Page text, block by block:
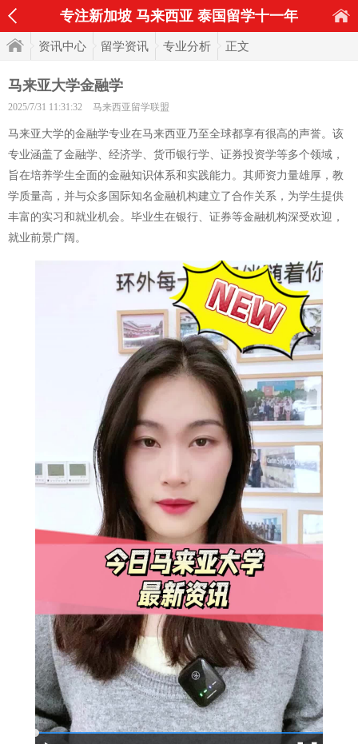
专注新加坡 马来西亚 泰国留学十一年
资讯中心 留学资讯 专业分析 正文
马来亚大学金融学
2025/7/31 11:31:32 马来西亚留学联盟
马来亚大学的金融学专业在马来西亚乃至全球都享有很高的声誉。该
专业涵盖了金融学、经济学、货币银行学、证券投资学等多个领域，
旨在培养学生全面的金融知识体系和实践能力。其师资力量雄厚，教
学质量高，并与众多国际知名金融机构建立了合作关系，为学生提供
丰富的实习和就业机会。毕业生在银行、证券等金融机构深受欢迎，
就业前景广阔。